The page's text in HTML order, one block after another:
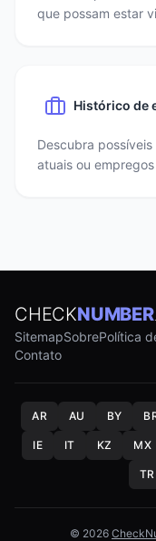
que possam estar
Histórico de
Descubra
atuais ou
CHECKNUMBER
SitemapSobrePolítica
Contato
AR AU BY
IE IT KZ MX
TR
© 2026